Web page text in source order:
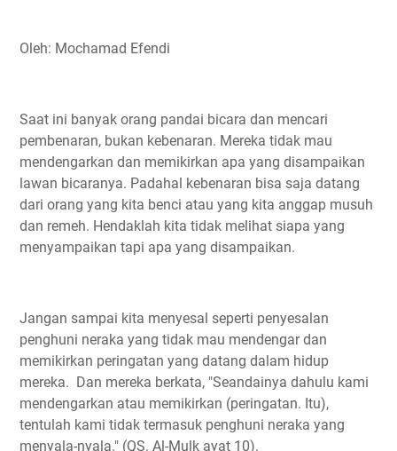
Oleh: Mochamad Efendi
Saat ini banyak orang pandai bicara dan mencari
pembenaran, bukan kebenaran. Mereka tidak mau
mendengarkan dan memikirkan apa yang disampaikan
lawan bicaranya. Padahal kebenaran bisa saja datang
dari orang yang kita benci atau yang kita anggap musuh
dan remeh. Hendaklah kita tidak melihat siapa yang
menyampaikan tapi apa yang disampaikan.
Jangan sampai kita menyesal seperti penyesalan
penghuni neraka yang tidak mau mendengar dan
memikirkan peringatan yang datang dalam hidup
mereka. Dan mereka berkata, "Seandainya dahulu kami
mendengarkan atau memikirkan (peringatan. Itu),
tentulah kami tidak termasuk penghuni neraka yang
menyala-nyala." (QS. Al-Mulk ayat 10).